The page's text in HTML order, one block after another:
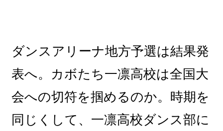
ダンスアリーナ地方予選は結果発
表へ。カボたち一凛高校は全国大
会への切符を掴めるのか。時期を
同じくして、一凛高校ダンス部に